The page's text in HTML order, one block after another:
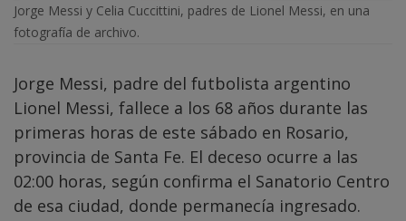
Jorge Messi y Celia Cuccittini, padres de Lionel Messi, en una
fotografía de archivo.
Jorge Messi, padre del futbolista argentino
Lionel Messi, fallece a los 68 años durante las
primeras horas de este sábado en Rosario,
provincia de Santa Fe. El deceso ocurre a las
02:00 horas, según confirma el Sanatorio Centro
de esa ciudad, donde permanecía ingresado.